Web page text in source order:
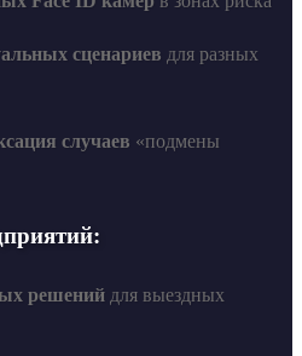
сценариев для разных
случаев «подмены
решений для выездных